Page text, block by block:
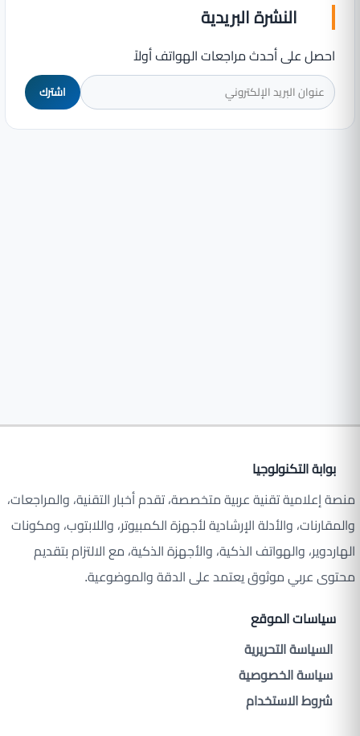
النشرة البريدية
احصل على أحدث مراجعات الهواتف أولاً
اشترك
بوابة التكنولوجيا
منصة إعلامية تقنية عربية متخصصة، تقدم أخبار التقنية، والمراجعات،
والمقارنات، والأدلة الإرشادية لأجهزة الكمبيوتر، واللابتوب، ومكونات
الهاردوير، والهواتف الذكية، والأجهزة الذكية، مع الالتزام بتقديم
محتوى عربي موثوق يعتمد على الدقة والموضوعية.
سياسات الموقع
السياسة التحريرية
سياسة الخصوصية
شروط الاستخدام